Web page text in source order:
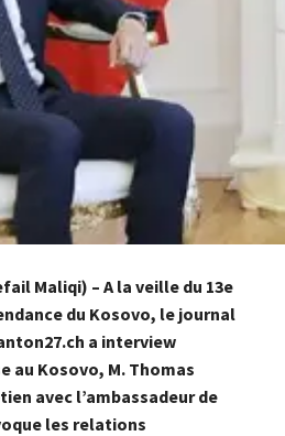
Maliqi) – A la veille du 13e
du Kosovo, le journal
a interview
au Kosovo, M. Thomas
avec l’ambassadeur de
les relations